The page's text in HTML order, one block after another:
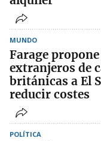
MUNDO
Farage
extranjeros de
británicas a El
reducir costes
POLÍTICA